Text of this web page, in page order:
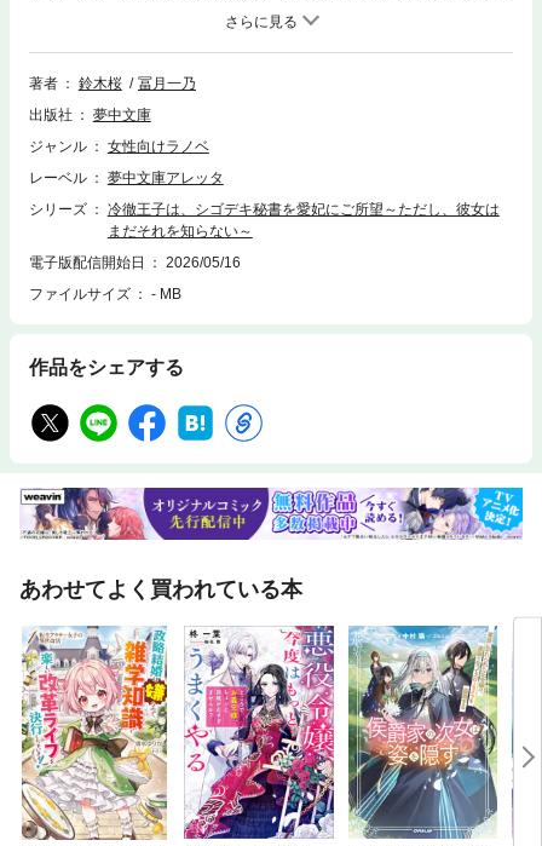
やりがいを持って働くエマだったが、あまりの激務に限界がきてしまい、
ルキウスの幼馴染でもあるサミュエルも補佐官として共に働くことにな
る。それからというものの、エマに甘い言葉を囁き、手を差し伸べてくる
サミュエルだったが、エマにとってはありがたくもどこか違和感を覚える
キウスで……？ 優しい公爵からの甘やかされる愛と、氷の王子からの厳
しくも肯定される愛。エマが見つける“本当の愛”とは……!?
著者 鈴木桜
冨月一乃
出版社
夢中文庫
ジャンル
女性向けラノベ
レーベル
夢中文庫アレッタ
シリーズ
冷徹王子は、シゴデキ秘書を愛妃にご所望～ただし、彼女は
まだそれを知らない～
電子版配信開始日
2026/05/16
ファイルサイズ
- MB
作品をシェアする
あわせてよく買われている本